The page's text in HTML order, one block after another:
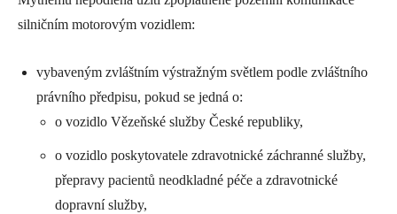
silničním motorovým vozidlem:
vybaveným zvláštním výstražným světlem podle zvláštního
právního předpisu, pokud se jedná o:
o vozidlo Vězeňské služby České republiky,
o vozidlo poskytovatele zdravotnické záchranné služby,
přepravy pacientů neodkladné péče a zdravotnické
dopravní služby,